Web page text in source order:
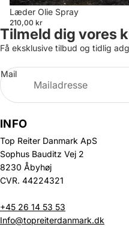
Læder Olie Spray
210,00 kr
Tilmeld dig vores
Få eksklusive tilbud og tidlig
Mail
INFO
Top Reiter Danmark ApS
Sophus Bauditz Vej 2
8230 Åbyhøj
CVR. 44224321
+45 26 14 53 53
Info@topreiterdanmark.dk